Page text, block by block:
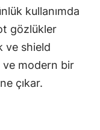
kullanımda
gözlükler
ve shield
ve modern bir
çıkar.